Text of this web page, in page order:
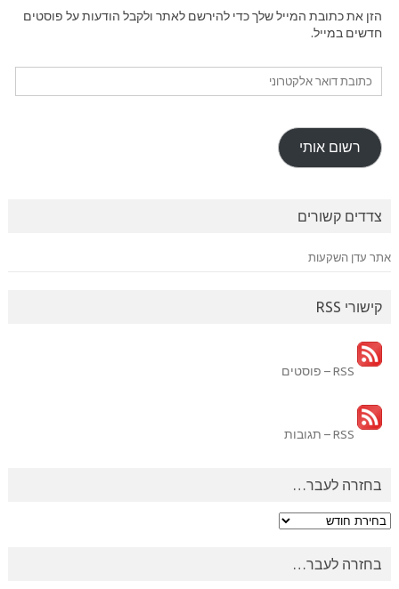
הזן את כתובת המייל שלך כדי להירשם לאתר ולקבל הודעות על פוסטים
חדשים במייל.
רשום אותי
צדדים קשורים
אתר עדן השקעות
קישורי RSS
RSS – פוסטים
RSS – תגובות
בחזרה לעבר…
בחזרה
בחזרה לעבר…